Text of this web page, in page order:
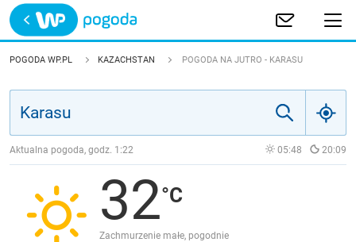
Trwa ładowanie
POLSKA
JAKOŚĆ POWIETRZA
POGODA WP.PL KAZACHSTAN POGODA NA JUTRO - KARASU
Aktualna pogoda, godz. 1:22 05:48 20:09
32
Zachmurzenie małe, pogodnie